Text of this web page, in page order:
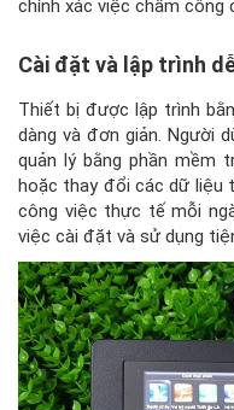
chính xác việc chấm công
Cài đặt và lập trình
Thiết bị được lập trình
dàng và đơn giản. Người
quản lý bằng phần mềm
hoặc thay đổi các dữ liệu
công việc thực tế mỗi
việc cài đặt và sử dụng